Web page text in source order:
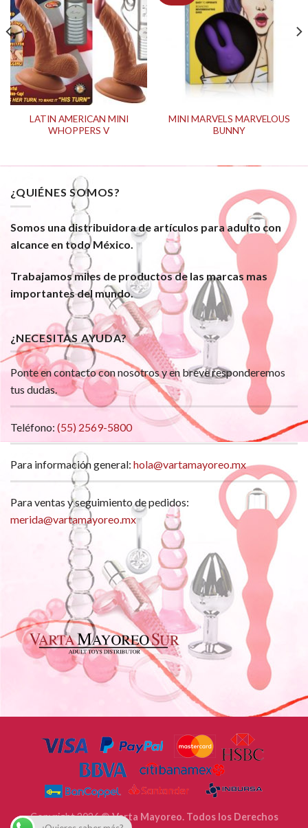
LATIN AMERICAN MINI
WHOPPERS V
MINI MARVELS MARVELOUS
BUNNY
¿QUIÉNES SOMOS?
Somos una distribuidora de artículos para adulto con
alcance en todo México.
Trabajamos miles de productos de las marcas mas
importantes del mundo.
¿NECESITAS AYUDA?
Ponte en contacto con nosotros y en breve responderemos
tus dudas.
Teléfono: (55) 2569-5800
Para información general: hola@vartamayoreo.mx
Para ventas y seguimiento de pedidos:
merida@vartamayoreo.mx
Copyright 2026 ©Varta Mayoreo. Todos los Derechos